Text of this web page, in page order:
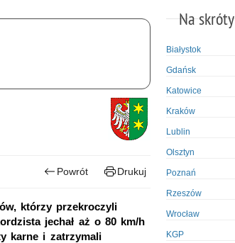
Powrót Drukuj
którzy przekroczyli
jechał aż o 80 km/h
karne i zatrzymali
Na skróty
Białystok
Gdańsk
Katowice
Kraków
Lublin
Olsztyn
Poznań
Rzeszów
Wrocław
KGP